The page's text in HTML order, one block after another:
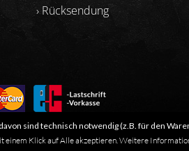
› Rücksendung
​Letzte
sind technisch notwendig (z.B. für den
einem Klick auf Alle akzeptieren. Weitere